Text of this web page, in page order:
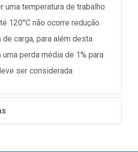
uma temperatura de trabalho
120°C não ocorre redução
carga, para além desta
perda média de 1% para
ser considerada